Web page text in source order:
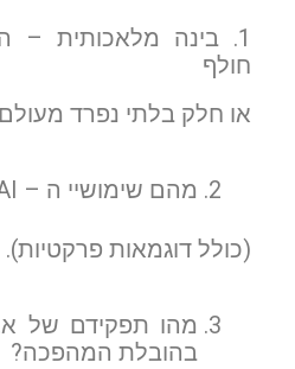
1. בינה מלאכותית –
חולף
או חלק בלתי נפרד
מהם שימושיי ה – AI למשאבי אנוש?
(כולל דוגמאות פרקטיות).
מהו תפקידם של
בהובלת המהפכה?